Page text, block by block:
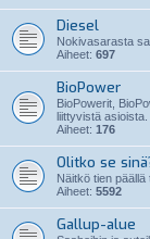
Diesel
Nokivasarasta
Aiheet: 697
BioPower
BioPowerit,
liittyvistä asioista.
Aiheet: 176
Olitko se
Näitkö tien
Aiheet: 5592
Gallup-alue